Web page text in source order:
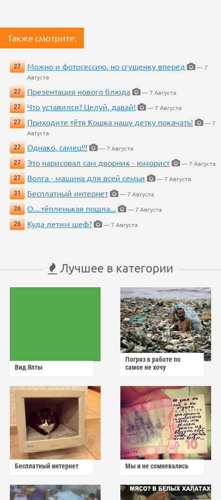
Также смотрите:
27 Можно и фотосессию, но сгущенку вперед
— 7
Августа
27
Презентация нового блюда
— 7 Августа
27
Что уставился? Целуй, давай!
— 7 Августа
27
Приходите тётя Кошка нашу детку покачать!
— 7
Августа
27
Однако, самец!!!
— 7 Августа
27
Это нарисовал сам дворник - юморист
— 7 Августа
27
Волга - машина для всей семьи
— 7 Августа
31
Бесплатный интернет
— 7 Августа
26
О....тёпленькая пошла...
— 7 Августа
26
Куда летим шеф? — 7 Августа
Лучшее в категории
Вид Ялты
Погряз в работе по
самое не хочу
Бесплатный интернет Мы и не сомневались